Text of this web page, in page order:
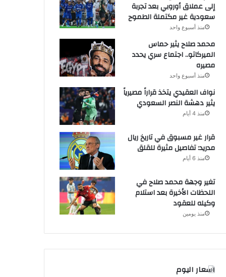
إلى عملاق أوروبي بعد تجربة
سعودية غير مكتملة الطموح
منذ أسبوع واحد
محمد صلاح يثير حماس
الميركاتو.. اجتماع سري يحدد
مصيره
منذ أسبوع واحد
نواف العقيدي يتخذ قراراً مصيرياً
يثير دهشة النصر السعودي
منذ 4 أيام
قرار غير مسبوق في تاريخ ريال
مدريد: تفاصيل مثيرة للقلق
منذ 6 أيام
تغير وجهة محمد صلاح في
اللحظات الأخيرة بعد استلام
وكيله للعقود
منذ يومين
اسعار اليوم